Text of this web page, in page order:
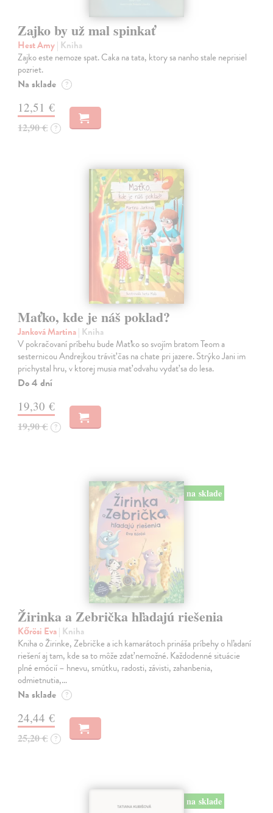
Zajko by už mal spinkať
Hest Amy| Kniha
Zajko este nemoze spat. Caka na tata, ktory sa nanho stale neprisiel
pozriet.
Na sklade ?
12,51 €
12,90 € ?
Maťko, kde je náš poklad?
Janková Martina| Kniha
V pokračovaní príbehu bude Maťko so svojím bratom Teom a
sesternicou Andrejkou tráviť čas na chate pri jazere. Strýko Jani im
prichystal hru, v ktorej musia mať odvahu vydať sa do lesa.
Do 4 dní
19,30 €
19,90 € ?
na sklade
Žirinka a Zebrička hľadajú riešenia
Kőrösi Eva| Kniha
Kniha o Žirinke, Zebričke a ich kamarátoch prináša príbehy o hľadaní
riešení aj tam, kde sa to môže zdať nemožné. Každodenné situácie
plné emócií – hnevu, smútku, radosti, závisti, zahanbenia,
odmietnutia,…
Na sklade ?
24,44 €
25,20 € ?
na sklade